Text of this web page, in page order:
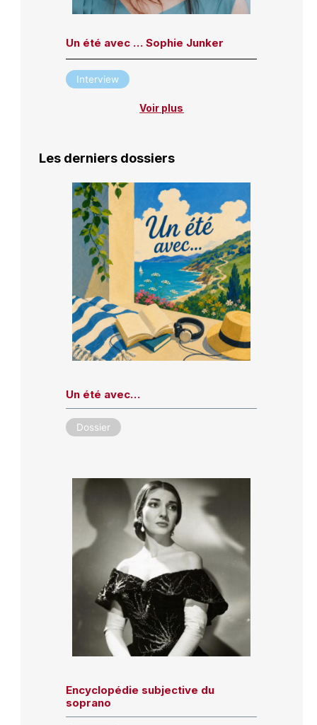
Un été avec … Sophie Junker
Interview
Voir plus
Les derniers dossiers
Un été avec…
Dossier
Encyclopédie subjective du
soprano